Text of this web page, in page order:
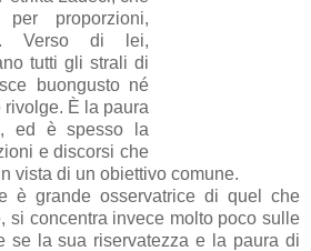
proporzioni,
Verso di lei,
tutti gli strali di
buongusto né
È la paura
ed è spesso la
e discorsi che
vista di un obiettivo comune.
è grande osservatrice di quel che
si concentra invece molto poco sulle
se la sua riservatezza e la paura di